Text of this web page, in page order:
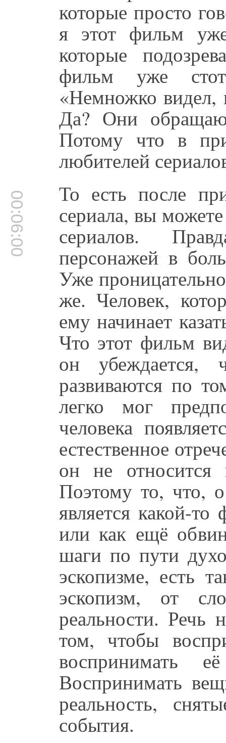
которые просто
я этот фильм
которые
фильм уже
«Немножко видел,
Да? Они
Потому что в
любителей
00:06:00 То есть после
сериала, вы
сериалов.
персонажей в
Уже
же. Человек,
ему начинает
Что этот фильм
он убеждается,
развиваются по
легко мог
человека
естественное
он не относится
Поэтому то, что,
является какой-то
или как ещё
шаги по пути
эскопизме, есть
эскопизм, от
реальности. Речь
том, чтобы
воспринимать
Воспринимать
реальность,
события.